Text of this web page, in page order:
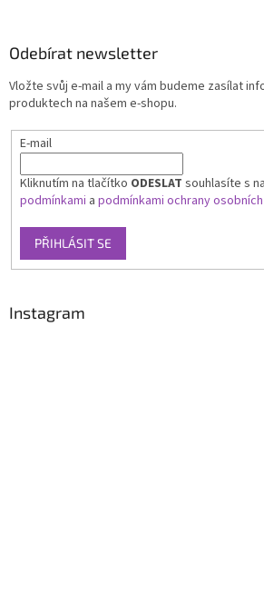
Odebírat newsletter
Vložte svůj e-mail a my vám budeme zasílat
produktech na našem e-shopu.
E-mail
Kliknutím na tlačítko ODESLAT souhlasíte s
podmínkami a podmínkami ochrany
PŘIHLÁSIT SE
Instagram